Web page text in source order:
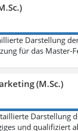
Darstellung
für das Master-
(M.Sc.)
Darstellung
und qualifiziert